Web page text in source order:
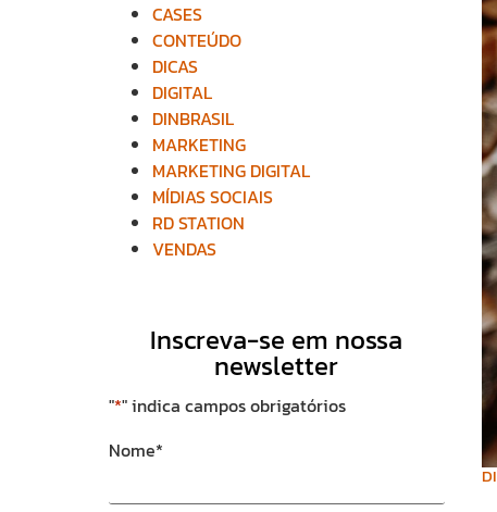
CASES
CONTEÚDO
DICAS
DIGITAL
DINBRASIL
MARKETING
MARKETING DIGITAL
MÍDIAS SOCIAIS
RD STATION
VENDAS
Inscreva-se em nossa
newsletter
"*" indica campos obrigatórios
Nome*